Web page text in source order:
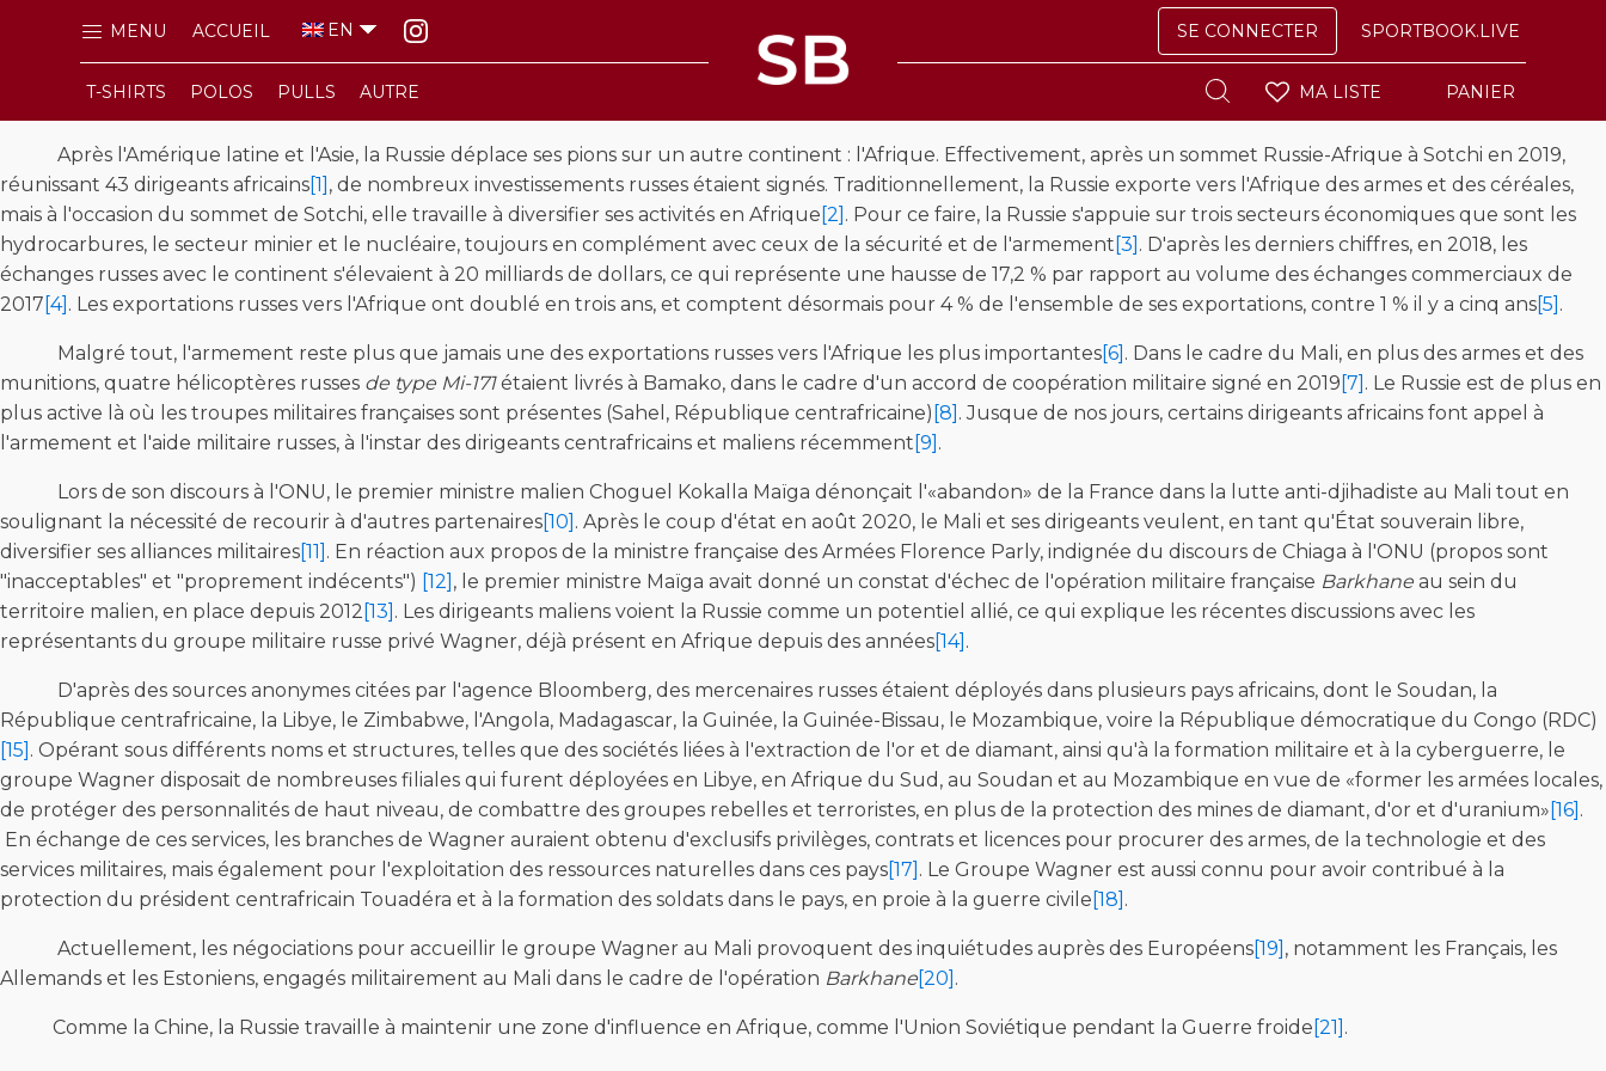
MENU ACCUEIL EN
T-SHIRTS POLOS PULLS AUTRE
SE CONNECTER SPORTBOOK.LIVE
MA LISTE PANIER
Après l'Amérique latine et l'Asie, la Russie déplace ses pions sur un autre continent : l'Afrique. Effectivement, après un sommet Russie-Afrique à Sotchi en 2019,
réunissant 43 dirigeants africains[1] , de nombreux investissements russes étaient signés. Traditionnellement, la Russie exporte vers l'Afrique des armes et des céréales,
mais à l'occasion du sommet de Sotchi, elle travaille à diversifier ses activités en Afrique [2] . Pour ce faire, la Russie s'appuie sur trois secteurs économiques que sont les
hydrocarbures, le secteur minier et le nucléaire, toujours en complément avec ceux de la sécurité et de l'armement [3] . D'après les derniers chiffres, en 2018, les
échanges russes avec le continent s'élevaient à 20 milliards de dollars, ce qui représente une hausse de 17,2 % par rapport au volume des échanges commerciaux de
2017 [4] . Les exportations russes vers l'Afrique ont doublé en trois ans, et comptent désormais pour 4 % de l'ensemble de ses exportations, contre 1 % il y a cinq ans[5] .
Malgré tout, l'armement reste plus que jamais une des exportations russes vers l'Afrique les plus importantes[6] . Dans le cadre du Mali, en plus des armes et des
munitions, quatre hélicoptères russes de type Mi-171étaient livrés à Bamako, dans le cadre d'un accord de coopération militaire signé en 2019 [7] . Le Russie est de plus en
plus active là où les troupes militaires françaises sont présentes (Sahel, République centrafricaine) [8] . Jusque de nos jours, certains dirigeants africains font appel à
l'armement et l'aide militaire russes, à l'instar des dirigeants centrafricains et maliens récemment [9] .
Lors de son discours à l'ONU, le premier ministre malien Choguel Kokalla Maïga dénonçait l'«abandon» de la France dans la lutte anti-djihadiste au Mali tout en
soulignant la nécessité de recourir à d'autres partenaires[10] . Après le coup d'état en août 2020, le Mali et ses dirigeants veulent, en tant qu'État souverain libre,
diversifier ses alliances militaires[11] . En réaction aux propos de la ministre française des Armées Florence Parly, indignée du discours de Chiaga à l'ONU (propos sont
"inacceptables" et "proprement indécents") [12] , le premier ministre Maïga avait donné un constat d'échec de l'opération militaire française Barkhane au sein du
territoire malien, en place depuis 2012 [13] . Les dirigeants maliens voient la Russie comme un potentiel allié, ce qui explique les récentes discussions avec les
représentants du groupe militaire russe privé Wagner, déjà présent en Afrique depuis des années[14] .
D'après des sources anonymes citées par l'agence Bloomberg, des mercenaires russes étaient déployés dans plusieurs pays africains, dont le Soudan, la
République centrafricaine, la Libye, le Zimbabwe, l'Angola, Madagascar, la Guinée, la Guinée-Bissau, le Mozambique, voire la République démocratique du Congo (RDC)
[15] . Opérant sous différents noms et structures, telles que des sociétés liées à l'extraction de l'or et de diamant, ainsi qu'à la formation militaire et à la cyberguerre, le
groupe Wagner disposait de nombreuses filiales qui furent déployées en Libye, en Afrique du Sud, au Soudan et au Mozambique en vue de «former les armées locales,
de protéger des personnalités de haut niveau, de combattre des groupes rebelles et terroristes, en plus de la protection des mines de diamant, d'or et d'uranium» [16] .
En échange de ces services, les branches de Wagner auraient obtenu d'exclusifs privilèges, contrats et licences pour procurer des armes, de la technologie et des
services militaires, mais également pour l'exploitation des ressources naturelles dans ces pays[17] . Le Groupe Wagner est aussi connu pour avoir contribué à la
protection du président centrafricain Touadéra et à la formation des soldats dans le pays, en proie à la guerre civile [18] .
Actuellement, les négociations pour accueillir le groupe Wagner au Mali provoquent des inquiétudes auprès des Européens[19] , notamment les Français, les
Allemands et les Estoniens, engagés militairement au Mali dans le cadre de l'opération Barkhane[20] .
Comme la Chine, la Russie travaille à maintenir une zone d'influence en Afrique, comme l'Union Soviétique pendant la Guerre froide [21] .